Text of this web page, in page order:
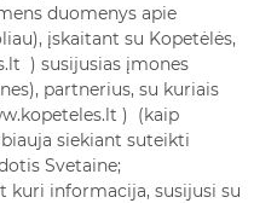
duomenys apie
įskaitant su Kopetėlės,
) susijusias įmones
partnerius, su kuriais
) (kaip
siekiant suteikti
Svetaine;
kuri informacija, susijusi su